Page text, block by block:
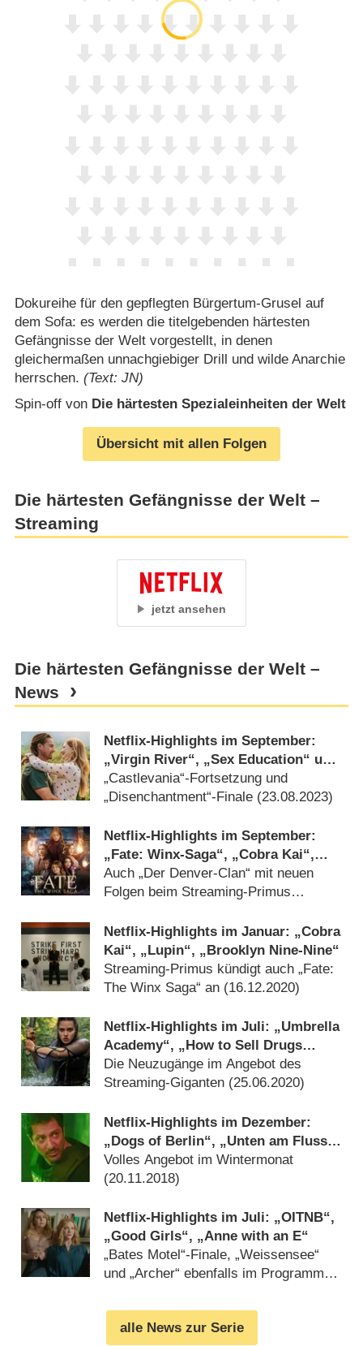
Dokureihe für den gepflegten Bürgertum-Grusel auf
dem Sofa: es werden die titelgebenden härtesten
Gefängnisse der Welt vorgestellt, in denen
gleichermaßen unnachgiebiger Drill und wilde Anarchie
herrschen. (Text: JN)
Spin-off von Die härtesten Spezialeinheiten der Welt
Übersicht mit allen Folgen
Die härtesten Gefängnisse der Welt –
Streaming
jetzt ansehen
Die härtesten Gefängnisse der Welt –
News
Netflix-Highlights im September:
„Virgin River“, „Sex Education“ und
„Liebes Kind“
„Castlevania“-Fortsetzung und
„Disenchantment“-Finale (23.08.2023)
Netflix-Highlights im September:
„Fate: Winx-Saga“, „Cobra Kai“,
„Die Kaiserin“ und „Der Parfumeur“
Auch „Der Denver-Clan“ mit neuen
Folgen beim Streaming-Primus
Netflix-Highlights im Januar: „Cobra
Kai“, „Lupin“, „Brooklyn Nine-Nine“
Streaming-Primus kündigt auch „Fate:
The Winx Saga“ an (16.12.2020)
Netflix-Highlights im Juli: „Umbrella
Academy“, „How to Sell Drugs
Online (Fast)“ und „Cursed“
Die Neuzugänge im Angebot des
Streaming-Giganten (25.06.2020)
Netflix-Highlights im Dezember:
„Dogs of Berlin“, „Unten am Fluss“,
„The Protector“ und „You“
Volles Angebot im Wintermonat
(20.11.2018)
Netflix-Highlights im Juli: „OITNB“,
„Good Girls“, „Anne with an E“
„Bates Motel“-Finale, „Weissensee“
und „Archer“ ebenfalls im Programm
alle News zur Serie